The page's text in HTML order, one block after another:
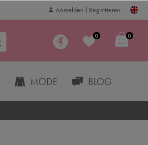
Anmelden Registrieren
0 0
MODE BLOG